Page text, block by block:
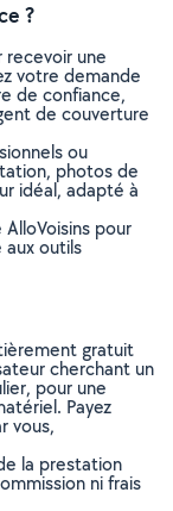
?
recevoir une
votre demande
de confiance,
de couverture
ou
photos de
idéal, adapté à
pour
outils
gratuit
cherchant un
pour une
Payez
vous,
la prestation
ni frais